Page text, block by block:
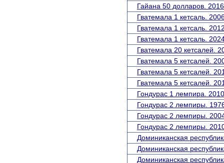
Гайана 50 долларов.
Гватемала 1 кетсаль.
Гватемала 1 кетсаль.
Гватемала 1 кетсаль.
Гватемала 20 кетсалей.
Гватемала 5 кетсалей.
Гватемала 5 кетсалей.
Гватемала 5 кетсалей.
Гондурас 1 лемпира.
Гондурас 2 лемпиры.
Гондурас 2 лемпиры.
Гондурас 2 лемпиры.
Доминиканская
Доминиканская
Доминиканская